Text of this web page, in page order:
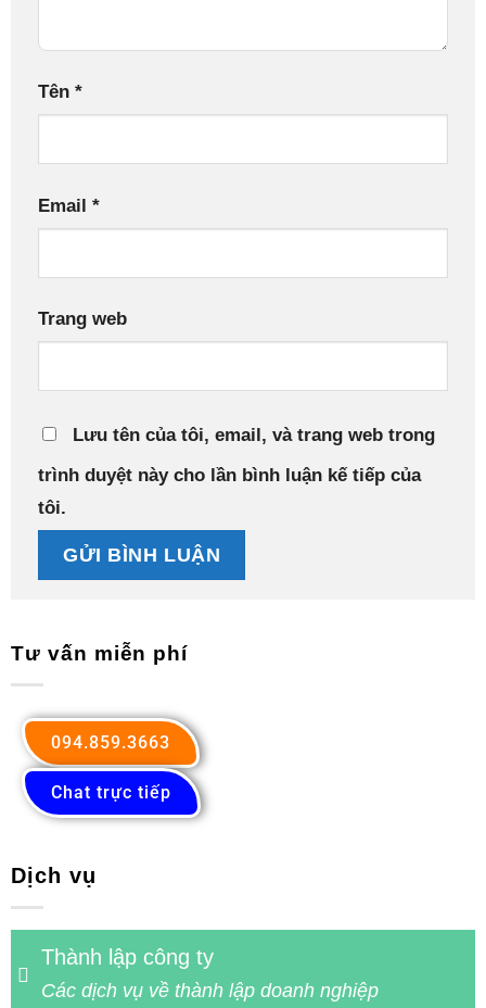
Tên *
Email *
Trang web
Lưu tên của tôi, email, và trang web trong
trình duyệt này cho lần bình luận kế tiếp của
tôi.
Tư vấn miễn phí
094.859.3663
Chat trực tiếp
Dịch vụ
Thành lập công ty
Các dịch vụ về thành lập doanh nghiệp